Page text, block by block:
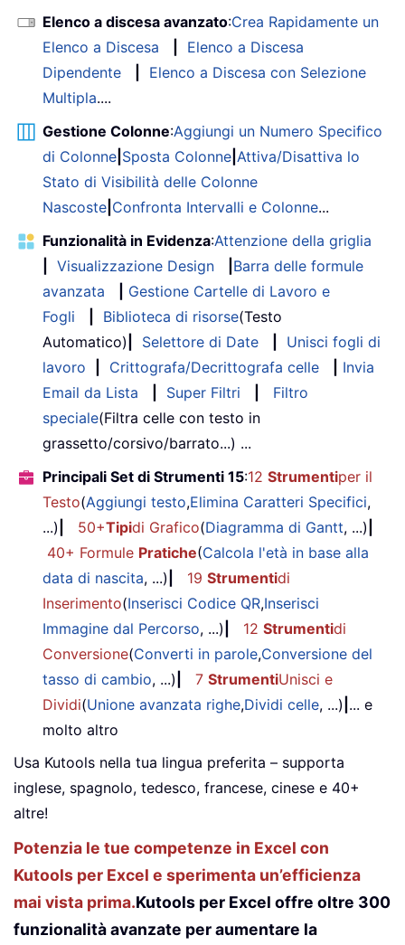
Elenco a discesa avanzato:Crea Rapidamente un
Elenco a Discesa
Elenco a Discesa
Dipendente
Elenco a Discesa con Selezione
Multipla....
Gestione Colonne:Aggiungi un Numero Specifico
di Colonne Sposta Colonne Attiva/Disattiva lo
Stato di Visibilità delle Colonne
Nascoste Confronta Intervalli e Colonne...
Funzionalità in Evidenza:Attenzione della griglia
Visualizzazione Design
Barra delle formule
avanzata
Gestione Cartelle di Lavoro e
Fogli
Biblioteca di risorse(Testo
Automatico)
Selettore di Date
Unisci fogli di
lavoro
Crittografa/Decrittografa celle
Invia
Email da Lista
Super Filtri
Filtro
speciale(Filtra celle con testo in
grassetto/corsivo/barrato...) ...
Principali Set di Strumenti 15:12 Strumentiper il
Testo(Aggiungi testo,Elimina Caratteri Specifici,
...)
50+Tipidi Grafico(Diagramma di Gantt, ...)
40+ Formule Pratiche(Calcola l'età in base alla
data di nascita, ...) 19 Strumentidi
Inserimento(Inserisci Codice QR,Inserisci
Immagine dal Percorso, ...) 12 Strumentidi
Conversione(Converti in parole,Conversione del
tasso di cambio, ...) 7 StrumentiUnisci e
Dividi(Unione avanzata righe,Dividi celle, ...) ... e
molto altro
Usa Kutools nella tua lingua preferita – supporta
inglese, spagnolo, tedesco, francese, cinese e 40+
altre!
Potenzia le tue competenze in Excel con
Kutools per Excel e sperimenta un’efficienza
mai vista prima.Kutools per Excel offre oltre 300
funzionalità avanzate per aumentare la